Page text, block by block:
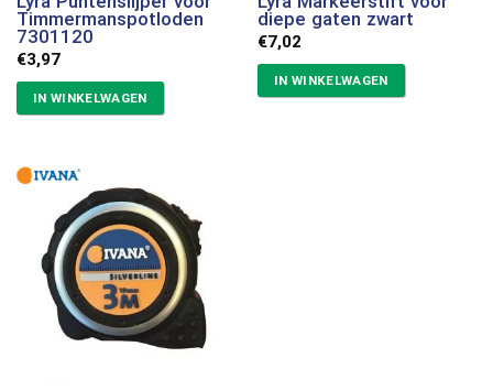
Timmermanspotloden
7301120
€3,97
IN WINKELWAGEN
diepe gaten zwart
€7,02
IN WINKELWAGEN